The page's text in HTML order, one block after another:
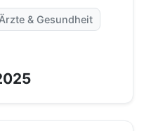
Ärzte & Gesundheit